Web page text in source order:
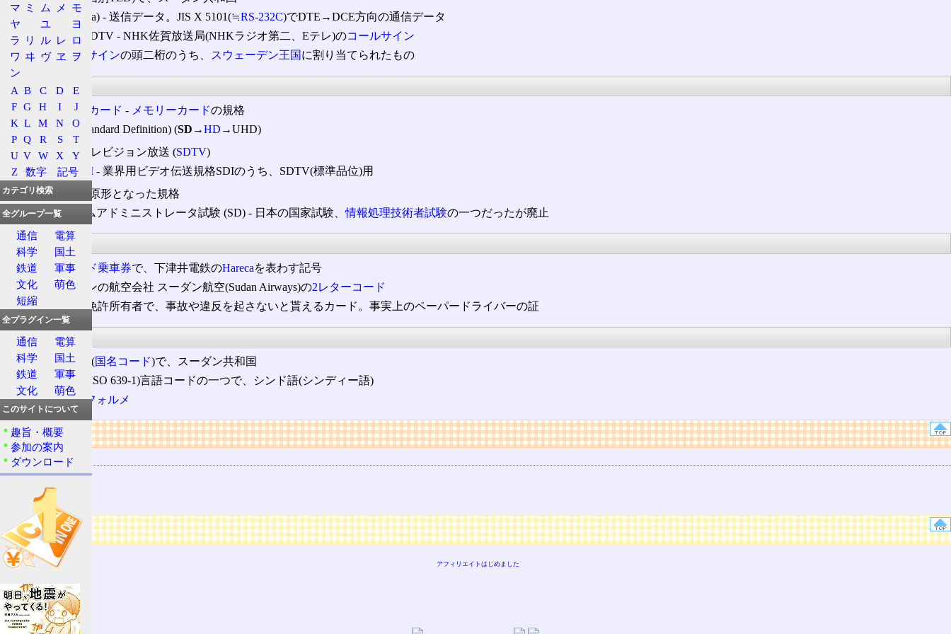
SD
(Send Data) ‐ 送信データ。JIS X 5101(≒RS-232C)でDTE→DCE方向の通信データ
JOSD/JOSD-DTV ‐ NHK佐賀放送局(NHKラジオ第二、Eテレ)のコールサイン
SD ‐ コールサインの頭二桁のうち、 スウェーデン王国 に割り当てられたもの
情報処理
SDメモリーカード ‐ メモリーカードの規格
標準品位 (Standard Definition) (SD →HD →UHD)
標準テレビジョン放送 (SDTV)
SD-SDI ‐ 業界用ビデオ伝送規格SDIのうち、SDTV(標準品位)用
SD‐DVD
の原形となった規格
上級システムアドミニストレータ試験 (SD) ‐ 日本の国家試験、情報処理技術者試験の一つだったが廃止
運輸・交通
SD ‐ ICカード乗車券で、下津井電鉄のHarecaを表わす記号
SD ‐ スーダンの航空会社 スーダン航空(Sudan Airways)の2レターコード
SDカード
‐ 免許所有者で、事故や違反を起さないと貰えるカード。事実上のペーパードライバーの証
その他
sd ‐ ISO 3166 (国名コード)で、スーダン共和国
sd ‐
ISO 639
(ISO 639-1)言語コードの一つで、シンド語(シンディー語)
スーパーデフォルメ
リンク
用語の所属
略語
頭字語
広告
アフィリエイトはじめました
マ ミ ム メ
モ
ヤ
ユ
ヨ
ラ
リ ル レ ロ
ワ ヰ ヴ ヱ
ヲ
ン
A B C D
E
F G H I
J
K L M N
O
P Q R S
T
U V W X
Y
Z
数字 記号
カテゴリ検索
全グループ一覧
通信
電算
科学
国土
鉄道
軍事
文化
萌色
短縮
全プラグイン一覧
通信
電算
科学
国土
鉄道
軍事
文化
萌色
このサイトについて
趣旨・概要
参加の案内
ダウンロード